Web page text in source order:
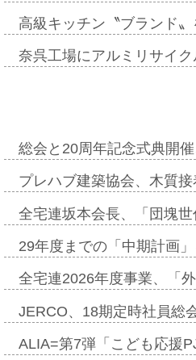
高級キッチン〝ブランド
奈呉工場にアルミリサイ
総会と20周年記念式典開
プレハブ建築協会、木質
全宅連坂本会長、「団塊
29年度までの「中期計画
全宅連2026年度事業、「
JERCO、18期定時社員総
ALIA=第7弾「こども応援